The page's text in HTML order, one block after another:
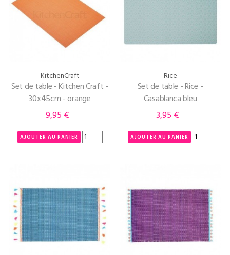
KitchenCraft
Set de table - Kitchen Craft -
30x45cm - orange
Prix
9,95 €
AJOUTER AU PANIER
Rice
Set de table - Rice -
Casablanca bleu
Prix
3,95 €
AJOUTER AU PANIER